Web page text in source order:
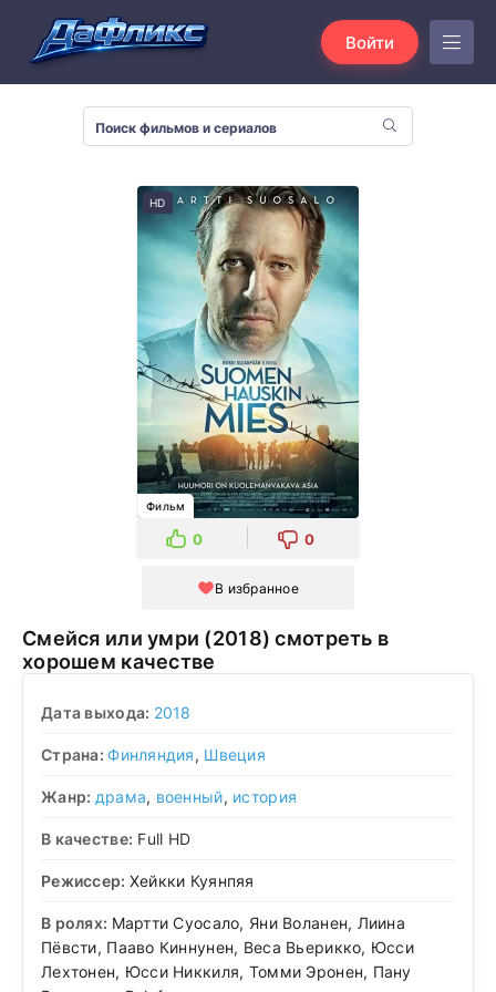
Войти
HD
Фильм
0 0
В избранное
Смейся или умри (2018) смотреть в
хорошем качестве
Дата выхода: 2018
Страна:Финляндия, Швеция
Жанр: драма, военный, история
В качестве: Full HD
Режиссер: Хейкки Куянпяя
В ролях: Мартти Суосало, Яни Воланен, Лиина
Пёвсти, Пааво Киннунен, Веса Вьерикко, Юсси
Лехтонен, Юсси Никкиля, Томми Эронен, Пану